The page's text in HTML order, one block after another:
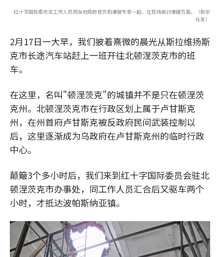
红十字国际委员会工作人员同当地政府官员和爆破专家一起，在现场商讨爆破方案。（新华
社发）
2月17日一大早，我们披着熹微的晨光从斯拉维扬斯
克市长途汽车站赶上一班开往北顿涅茨克市的班
车。
在这里，名叫"顿涅茨克"的城镇并不是只在顿涅茨
克州。北顿涅茨克市在行政区划上属于卢甘斯克
州，在州首府卢甘斯克被反政府民间武装控制以
后，这里逐渐成为乌政府在卢甘斯克州的临时行政
中心。
颠簸3个多小时后，我们来到红十字国际委员会驻北
顿涅茨克市办事处，同工作人员汇合后又驱车两个
小时，才抵达波帕斯纳亚镇。